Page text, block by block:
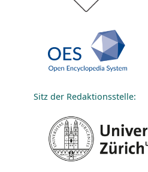
Sitz der Redaktionsstelle: